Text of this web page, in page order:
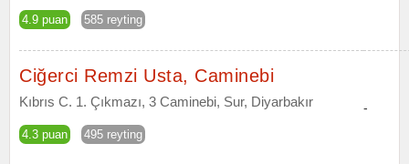
4.9 puan 585 reyting
Ciğerci Remzi Usta, Caminebi
Kıbrıs C. 1. Çıkmazı, 3 Caminebi, Sur, Diyarbakır
4.3 puan 495 reyting
-